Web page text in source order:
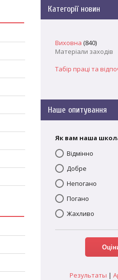
Категорії новин
Виховна (840)
Матеріали заходів
Табір праці та
Наше опитування
Як вам наша
Відмінно
Добре
Непогано
Погано
Жахливо
Результаты |